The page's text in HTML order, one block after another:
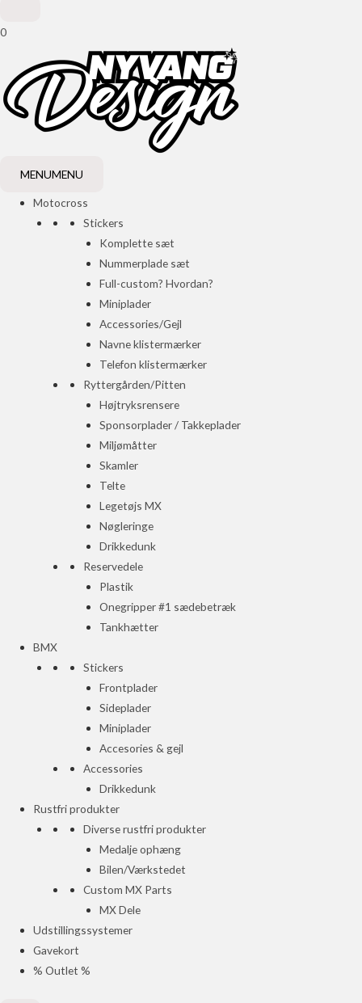
0
MENUMENU
Motocross
Stickers
Komplette sæt
Nummerplade sæt
Full-custom? Hvordan?
Miniplader
Accessories/Gejl
Navne klistermærker
Telefon klistermærker
Ryttergården/Pitten
Højtryksrensere
Sponsorplader / Takkeplader
Miljømåtter
Skamler
Telte
Legetøjs MX
Nøgleringe
Drikkedunk
Reservedele
Plastik
Onegripper #1 sædebetræk
Tankhætter
BMX
Stickers
Frontplader
Sideplader
Miniplader
Accesories & gejl
Accessories
Drikkedunk
Rustfri produkter
Diverse rustfri produkter
Medalje ophæng
Bilen/Værkstedet
Custom MX Parts
MX Dele
Udstillingssystemer
Gavekort
% Outlet %